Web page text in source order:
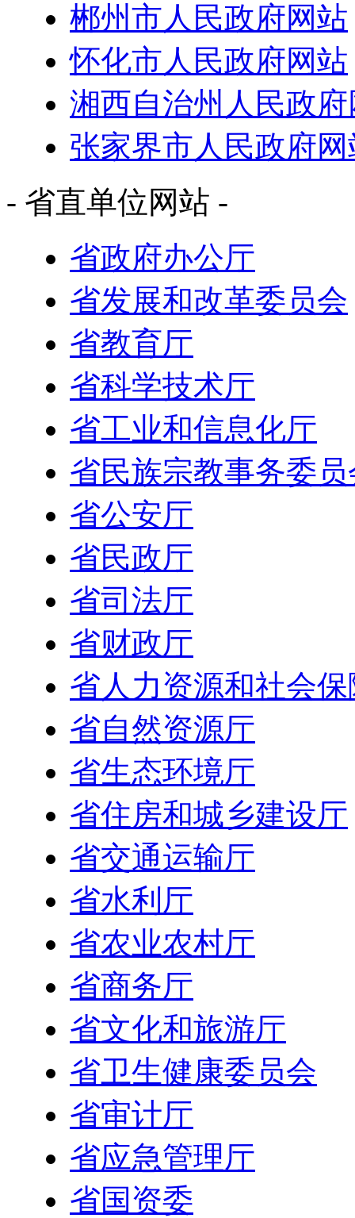
郴州市人民政府网站
怀化市人民政府网站
湘西自治州人民政
张家界市人民政府网
- 省直单位网站 -
省政府办公厅
省发展和改革委员会
省教育厅
省科学技术厅
省工业和信息化厅
省民族宗教事务委员
省公安厅
省民政厅
省司法厅
省财政厅
省人力资源和社会
省自然资源厅
省生态环境厅
省住房和城乡建设厅
省交通运输厅
省水利厅
省农业农村厅
省商务厅
省文化和旅游厅
省卫生健康委员会
省审计厅
省应急管理厅
省国资委